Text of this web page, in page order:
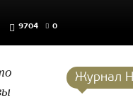
9704 0
Журнал